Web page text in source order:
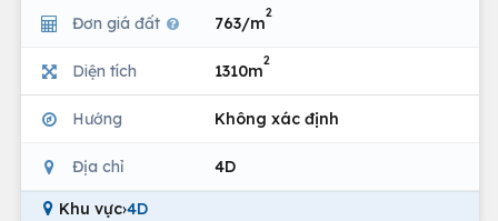
Đơn giá đất 763/m
2
Diện tích 1310m
2
Hướng Không xác định
Địa chỉ 4D
Khu vực›4D